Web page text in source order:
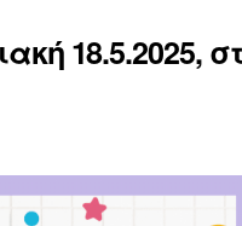
18.5.2025,